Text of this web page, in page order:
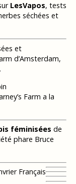
LesVapos, tests
séchées et
et
d’Amsterdam,
Farm a la
féminisées de
phare Bruce
Français